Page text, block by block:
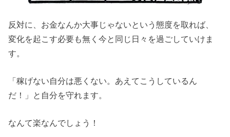
反対に、お金なんか大事じゃないという態度を取れば、
変化を起こす必要も無く今と同じ日々を過ごしていけま
す。
「稼げない自分は悪くない。あえてこうしているん
だ！」と自分を守れます。
なんて楽なんでしょう！